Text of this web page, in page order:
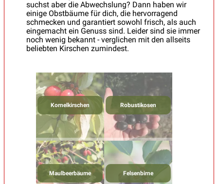
suchst aber die Abwechslung? Dann haben wir
einige Obstbäume für dich, die hervorragend
schmecken und garantiert sowohl frisch, als auch
eingemacht ein Genuss sind. Leider sind sie immer
noch wenig bekannt - verglichen mit den allseits
beliebten Kirschen zumindest.
Kornelkirschen Robustikosen
Maulbeerbäume Felsenbirne